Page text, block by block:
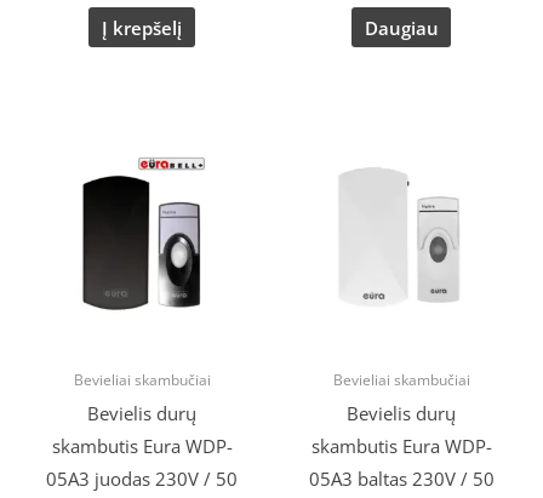
Į krepšelį Daugiau
Bevieliai skambučiai
Bevielis durų
skambutis Eura WDP-
05A3 juodas 230V / 50
was: is:
Bevieliai skambučiai
Bevielis durų
skambutis Eura WDP-
05A3 baltas 230V / 50